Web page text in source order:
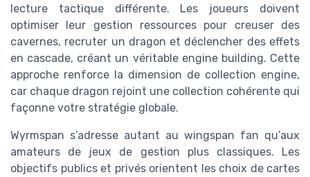
lecture tactique différente. Les joueurs doivent
optimiser leur gestion ressources pour creuser des
cavernes, recruter un dragon et déclencher des effets
en cascade, créant un véritable engine building. Cette
approche renforce la dimension de collection engine,
car chaque dragon rejoint une collection cohérente qui
façonne votre stratégie globale.
Wyrmspan s’adresse autant au wingspan fan qu’aux
amateurs de jeux de gestion plus classiques. Les
objectifs publics et privés orientent les choix de cartes